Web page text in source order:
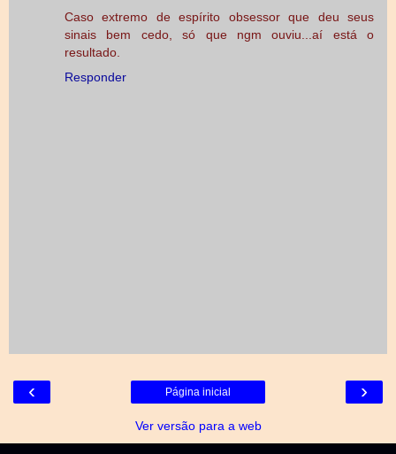
Caso extremo de espírito obsessor que deu seus
sinais bem cedo, só que ngm ouviu...aí está o
resultado.
Responder
‹ ›
Página inicial
Ver versão para a web